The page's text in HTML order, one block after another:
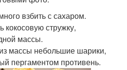
взбить с сахаром.
кокосовую стружку,
массы.
массы небольшие шарики,
пергаментом противень.